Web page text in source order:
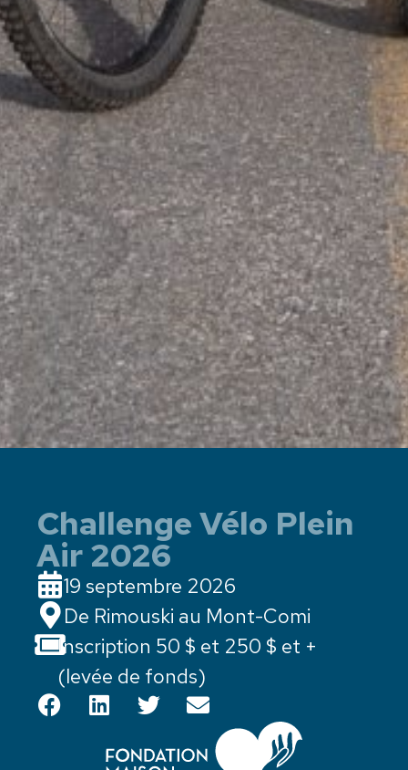
Challenge Vélo Plein
Air 2026
19 septembre 2026
De Rimouski au Mont-Comi
Inscription 50 $ et 250 $ et +
(levée de fonds)